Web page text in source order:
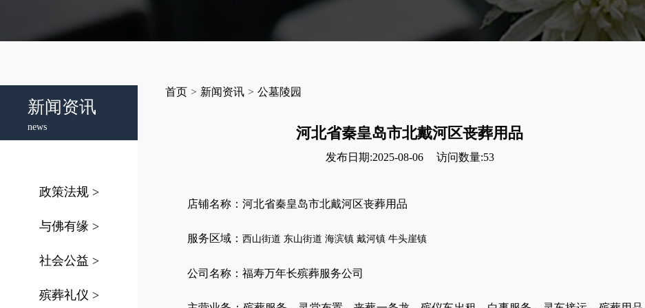
新闻资讯
news
政策法规 >
与佛有缘 >
社会公益 >
殡葬礼仪 >
首页 > 新闻资讯 > 公墓陵园
河北省秦皇岛市北戴河区丧葬用品
发布日期:2025-08-06 访问数量:53
店铺名称：河北省秦皇岛市北戴河区丧葬用品
服务区域： 西山街道 东山街道 海滨镇 戴河镇 牛头崖镇
公司名称： 福寿万年长殡葬服务公司